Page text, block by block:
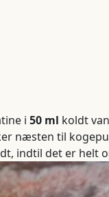
i 50 ml koldt
næsten til
indtil det er helt